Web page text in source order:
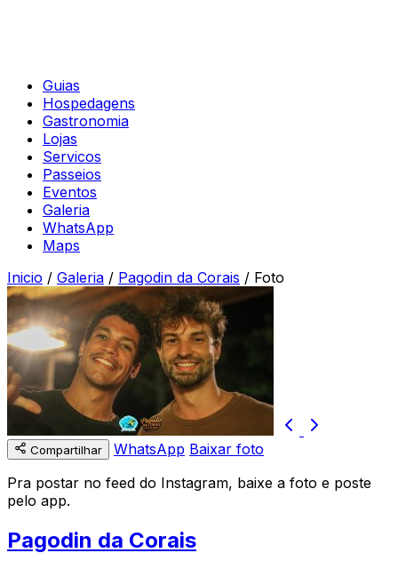
Guias
Hospedagens
Gastronomia
Lojas
Servicos
Passeios
Eventos
Galeria
WhatsApp
Maps
Inicio / Galeria / Pagodin da Corais / Foto
Compartilhar WhatsApp Baixar foto
Pra postar no feed do Instagram, baixe a foto e poste
pelo app.
Pagodin da Corais